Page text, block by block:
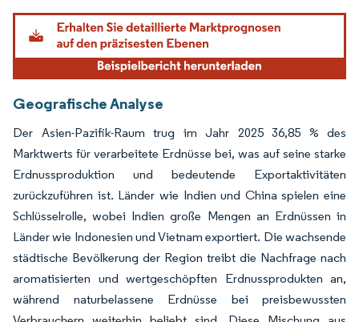
Geografische Analyse
Der Asien-Pazifik-Raum trug im Jahr 2025 36,85 % des
Marktwerts für verarbeitete Erdnüsse bei, was auf seine starke
Erdnussproduktion und bedeutende Exportaktivitäten
zurückzuführen ist. Länder wie Indien und China spielen eine
Schlüsselrolle, wobei Indien große Mengen an Erdnüssen in
Länder wie Indonesien und Vietnam exportiert. Die wachsende
städtische Bevölkerung der Region treibt die Nachfrage nach
aromatisierten und wertgeschöpften Erdnussprodukten an,
während naturbelassene Erdnüsse bei preisbewussten